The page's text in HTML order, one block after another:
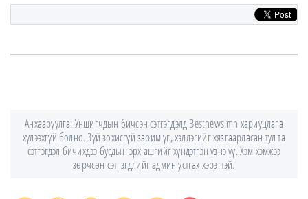
Анхааруулга: Уншигчдын бичсэн сэтгэгдэлд Bestnews.mn хариуцлага
хүлээхгүй болно. Зүй зохисгүй зарим үг, хэллэгийг хязгаарласан тул та
сэтгэгдэл бичихдээ бусдын эрх ашгийг хүндэтгэн үзнэ үү. Хэм хэмжээ
зөрчсөн сэтгэгдлийг админ устгах хэрэгтэй.